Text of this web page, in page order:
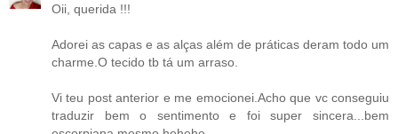
Oii, querida !!!
Adorei as capas e as alças além de práticas deram todo um
charme.O tecido tb tá um arraso.
Vi teu post anterior e me emocionei.Acho que vc conseguiu
traduzir bem o sentimento e foi super sincera...bem